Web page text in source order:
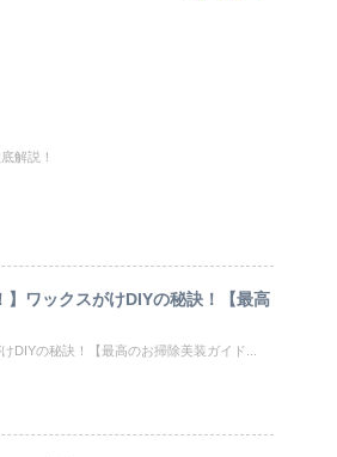
解説！
】ワックスがけDIYの秘訣！【最高
DIYの秘訣！【最高のお掃除美装ガイド...